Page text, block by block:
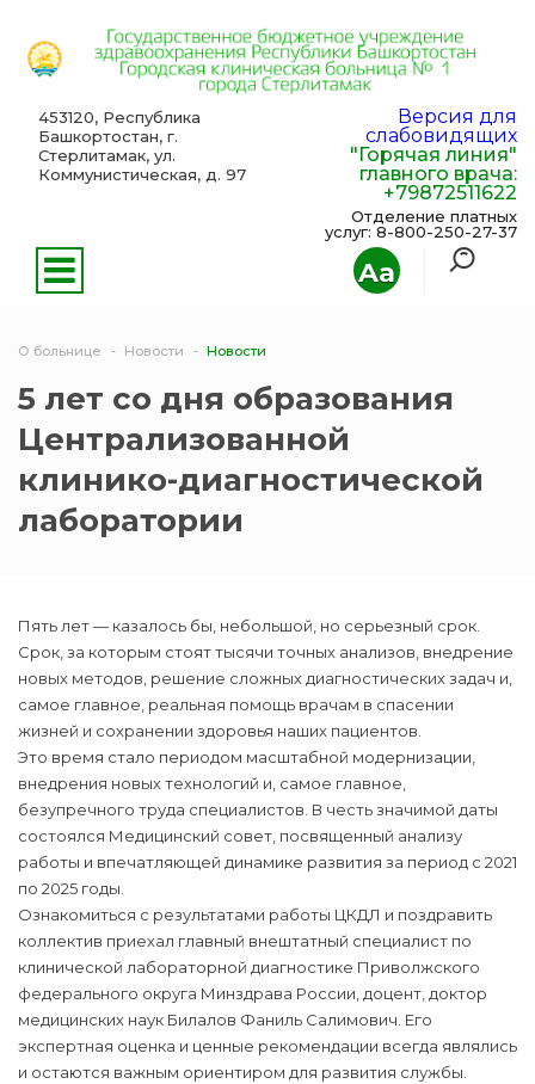
Aa
453120, Республика
Башкортостан, г.
Стерлитамак, ул.
Коммунистическая, д. 97
Версия для
слабовидящих
"Горячая линия"
главного врача:
+79872511622
Отделение платных
услуг: 8-800-250-27-37
О больнице Новости Новости
5 лет со дня образования
Централизованной
клинико-диагностической
лаборатории
Пять лет — казалось бы, небольшой, но серьезный срок.
Срок, за которым стоят тысячи точных анализов, внедрение
новых методов, решение сложных диагностических задач и,
самое главное, реальная помощь врачам в спасении
жизней и сохранении здоровья наших пациентов.
Это время стало периодом масштабной модернизации,
внедрения новых технологий и, самое главное,
безупречного труда специалистов. В честь значимой даты
состоялся Медицинский совет, посвященный анализу
работы и впечатляющей динамике развития за период с 2021
по 2025 годы.
Ознакомиться с результатами работы ЦКДЛ и поздравить
коллектив приехал главный внештатный специалист по
клинической лабораторной диагностике Приволжского
федерального округа Минздрава России, доцент, доктор
медицинских наук Билалов Фаниль Салимович. Его
экспертная оценка и ценные рекомендации всегда являлись
и остаются важным ориентиром для развития службы.